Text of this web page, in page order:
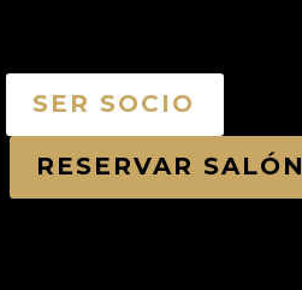
SER SOCIO
RESERVAR SALÓN